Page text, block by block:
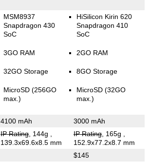
MSM8937
Snapdragon 430
SoC
3GO RAM
32GO Storage
MicroSD (256GO
max.)
HiSilicon Kirin 620
Snapdragon 410
SoC
2GO RAM
8GO Storage
MicroSD (32GO
max.)
4100 mAh 3000 mAh
IP Rating, 144g
139.3x69.6x8.5 mm
IP Rating, 165g
152.9x77.2x8.7 mm
$145